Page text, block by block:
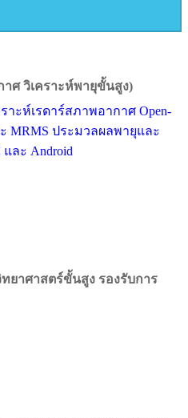
ศ วิเคราะห์พายุขั้นสูง)
าะห์เรดาร์สภาพอากาศ Open-
MRMS ประมวลผลพายุและ
ละ Android
ยาศาสตร์ขั้นสูง รองรับการ